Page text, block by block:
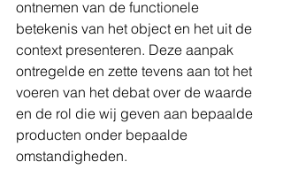
ontnemen van de functionele
betekenis van het object en het uit de
context presenteren. Deze aanpak
ontregelde en zette tevens aan tot het
voeren van het debat over de waarde
en de rol die wij geven aan bepaalde
producten onder bepaalde
omstandigheden.